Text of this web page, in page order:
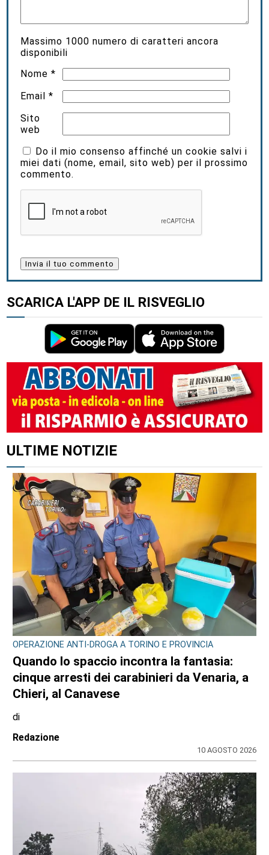
Massimo 1000 numero di caratteri ancora
disponibili
Nome*
Email*
Sito
web
Do il mio consenso affinché un cookie salvi i
miei dati (nome, email, sito web) per il prossimo
commento.
SCARICA L'APP DE IL RISVEGLIO
ALTRI ARTICOLI DI QUESTO AUTORE
CONSIGLIO REGIONALE
Marcinelle, il presidente Nicco: “Onorare gli
italiani caduti sul lavoro in ogni parte del
mondo”
di
Redazione CRP
7 AGOSTO 2026